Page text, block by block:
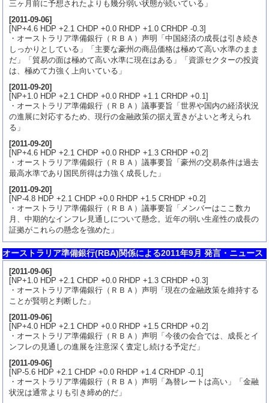
三ヶ月前に予想されたよりも幾分弱い状態が続いている」
[2011-09-06]
[NP+4.6 HDP +2.1 CHDP +0.0 RHDP +1.0 CRHDP -0.3]
・オーストラリア準備銀行（ＲＢＡ）声明「中国経済の成長は引き続き
しっかりとしている」「主要な豪州の商品価格は極めて高い水準のまま
だ」「貿易の面は極めて高い水準に現在はある」「資源セクターの投資
は、極めて力強く上向いている」
[2011-09-20]
[NP+1.0 HDP +2.1 CHDP +0.0 RHDP +1.1 CRHDP +0.1]
・オーストラリア準備銀行（ＲＢＡ）議事要旨「世界や国内の経済状況
の進展に対応するため、現行の金融政策の据え置きがよいと考えられ
る」
[2011-09-20]
[NP+4.6 HDP +2.1 CHDP +0.0 RHDP +1.3 CRHDP +0.2]
・オーストラリア準備銀行（ＲＢＡ）議事要旨「豪州の交易条件は過去
最高水準であり国民所得は力強く成長した」
[2011-09-20]
[NP-4.8 HDP +2.1 CHDP +0.0 RHDP +1.5 CRHDP +0.2]
・オーストラリア準備銀行（ＲＢＡ）議事要旨「メンバーはここ数カ
月、中期的なインフレ見通しについて懸念。近年の弱い生産性の成長の
証拠がこれらの懸念を強めた」
オーストラリア準備銀行(RBA)関係による2011年9月 発言・ニュース
[2011-09-06]
[NP+1.0 HDP +2.1 CHDP +0.0 RHDP +1.3 CRHDP +0.3]
・オーストラリア準備銀行（ＲＢＡ）声明「現在の金融政策を維持する
ことが賢明と判断した」
[2011-09-06]
[NP+4.0 HDP +2.1 CHDP +0.0 RHDP +1.5 CRHDP +0.2]
・オーストラリア準備銀行（ＲＢＡ）声明「今後の会合では、成長とイ
ンフレの見通しの進展を注意深く査定し続ける予定だ」
[2011-09-06]
[NP-5.6 HDP +2.1 CHDP +0.0 RHDP +1.4 CRHDP -0.1]
・オーストラリア準備銀行（ＲＢＡ）声明「為替レートは高い」「金融
状況は通常よりも引き締め的だ」